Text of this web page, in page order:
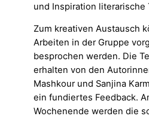
und Inspiration literarische
Zum kreativen Austausch
Arbeiten in der Gruppe
besprochen werden. Die
erhalten von den
Mashkour und Sanjina
ein fundiertes Feedback.
Wochenende werden die